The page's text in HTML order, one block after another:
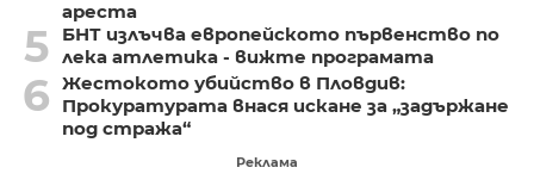
ареста
5
БНТ излъчва европейското първенство по
лека атлетика - вижте програмата
6 Жестокото убийство в Пловдив:
Прокуратурата внася искане за „задържане
под стража“
Реклама